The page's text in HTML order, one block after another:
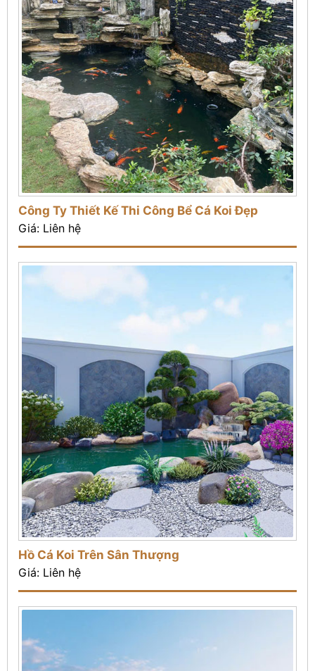
Công Ty Thiết Kế Thi Công Bể Cá Koi Đẹp
Giá: Liên hệ
Hồ Cá Koi Trên Sân Thượng
Giá: Liên hệ